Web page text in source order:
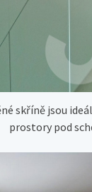
skříně jsou
prostory pod